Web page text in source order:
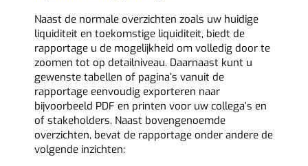
Naast de normale overzichten zoals uw huidige
liquiditeit en toekomstige liquiditeit, biedt de
rapportage u de mogelijkheid om volledig door te
zoomen tot op detailniveau. Daarnaast kunt u
gewenste tabellen of pagina’s vanuit de
rapportage eenvoudig exporteren naar
bijvoorbeeld PDF en printen voor uw collega’s en
of stakeholders. Naast bovengenoemde
overzichten, bevat de rapportage onder andere de
volgende inzichten: